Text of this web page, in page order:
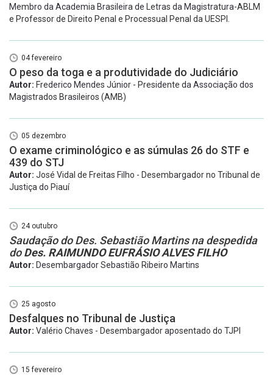
Membro da Academia Brasileira de Letras da Magistratura-ABLM
e Professor de Direito Penal e Processual Penal da UESPI.
04 fevereiro
O peso da toga e a produtividade do Judiciário
Autor: Frederico Mendes Júnior - Presidente da Associação dos
Magistrados Brasileiros (AMB)
05 dezembro
O exame criminológico e as súmulas 26 do STF e
439 do STJ
Autor: José Vidal de Freitas Filho - Desembargador no Tribunal de
Justiça do Piauí
24 outubro
Saudação do Des. Sebastião Martins na despedida
doDes. RAIMUNDO EUFRÁSIO ALVES FILHO
Autor: Desembargador Sebastião Ribeiro Martins
25 agosto
Desfalques no Tribunal de Justiça
Autor: Valério Chaves - Desembargador aposentado do TJPI
15 fevereiro